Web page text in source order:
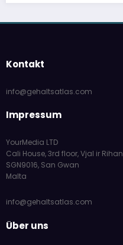
Kontakt
info@gehaltsatlas.com
Impressum
YourMedia LTD
Cali House, 3rd floor, Vjal ir Rihan
SGN9016, San Gwan
Malta
info@gehaltsatlas.com
Über uns